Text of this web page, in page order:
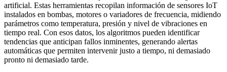
artificial. Estas herramientas recopilan información de sensores IoT
instalados en bombas, motores o variadores de frecuencia, midiendo
parámetros como temperatura, presión y nivel de vibraciones en
tiempo real. Con esos datos, los algoritmos pueden identificar
tendencias que anticipan fallos inminentes, generando alertas
automáticas que permiten intervenir justo a tiempo, ni demasiado
pronto ni demasiado tarde.